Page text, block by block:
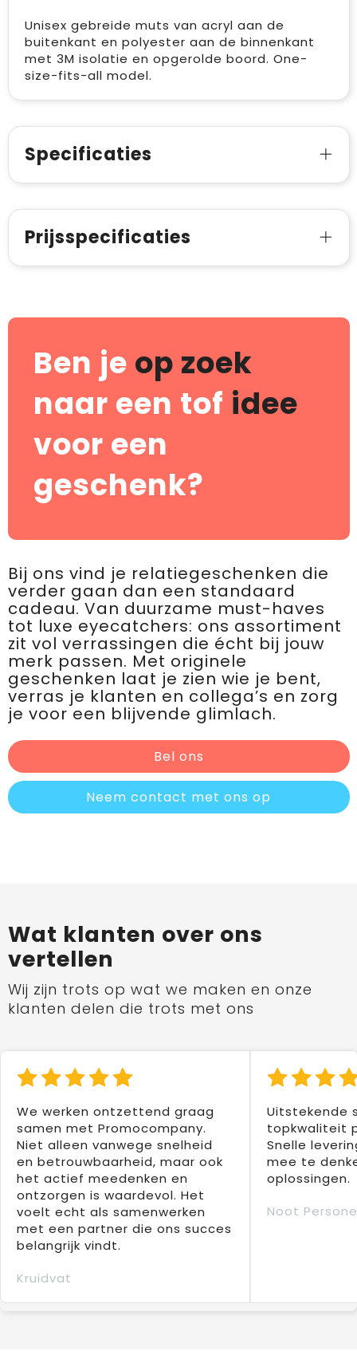
Unisex gebreide muts van acryl aan de
buitenkant en polyester aan de binnenkant
met 3M isolatie en opgerolde boord. One-
size-fits-all model.
Specificaties
Prijsspecificaties
Ben je op zoek
naar een tof idee
voor een
geschenk?
Bij ons vind je relatiegeschenken die
verder gaan dan een standaard
cadeau. Van duurzame must-haves
tot luxe eyecatchers: ons assortiment
zit vol verrassingen die écht bij jouw
merk passen. Met originele
geschenken laat je zien wie je bent,
verras je klanten en collega’s en zorg
je voor een blijvende glimlach.
Bel ons
Neem contact met ons op
Wat klanten over ons
vertellen
Wij zijn trots op wat we maken en onze
klanten delen die trots met ons
We werken ontzettend graag
samen met Promocompany.
Niet alleen vanwege snelheid
en betrouwbaarheid, maar ook
het actief meedenken en
ontzorgen is waardevol. Het
voelt echt als samenwerken
met een partner die ons succes
belangrijk vindt.
Kruidvat
Uitstekende
topkwaliteit
Snelle
mee te
oplossingen.
Noot